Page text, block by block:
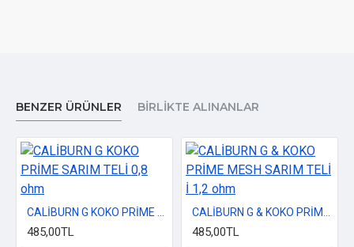
BENZER ÜRÜNLER BIRLIKTE ALINANLAR
485,00TL 485,00TL